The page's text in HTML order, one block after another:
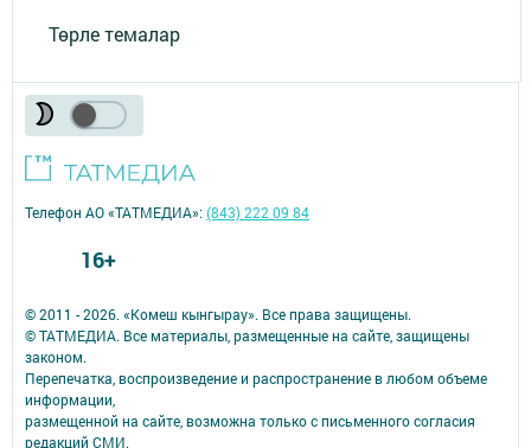
Төрле темалар
© 2011 - 2026. «Комеш кынгырау». Все права защищены.
© ТАТМЕДИА. Все материалы, размещенные на сайте, защищены
законом.
Перепечатка, воспроизведение и распространение в любом объеме
информации,
размещенной на сайте, возможна только с письменного согласия
редакций СМИ.
Телефон АО «ТАТМЕДИА»:(843) 222 09 84
16+